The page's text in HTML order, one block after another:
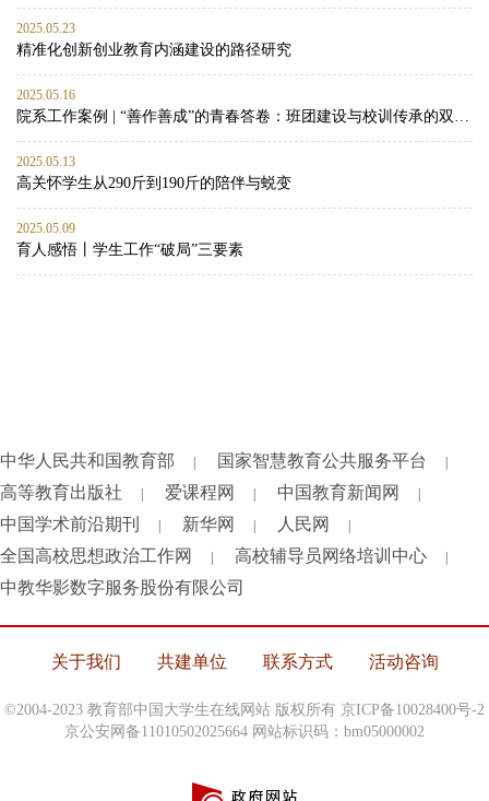
2025.05.23
精准化创新创业教育内涵建设的路径研究
2025.05.16
2025.05.13
高关怀学生从290斤到190斤的陪伴与蜕变
2025.05.09
育人感悟丨学生工作“破局”三要素
中华人民共和国教育部 国家智慧教育公共服务平台
高等教育出版社 爱课程网 中国教育新闻网
中国学术前沿期刊 新华网 人民网
全国高校思想政治工作网 高校辅导员网络培训中心
中教华影数字服务股份有限公司
关于我们 共建单位 联系方式 活动咨询
©2004-2023 教育部中国大学生在线网站 版权所有 京ICP备10028400号-2
京公安网备11010502025664 网站标识码：bm05000002